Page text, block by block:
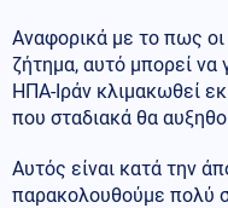
Αναφορικά με το πως
ζήτημα, αυτό μπορεί να
ΗΠΑ-Ιράν κλιμακωθεί
που σταδιακά θα
Αυτός είναι κατά την
παρακολουθούμε πολύ